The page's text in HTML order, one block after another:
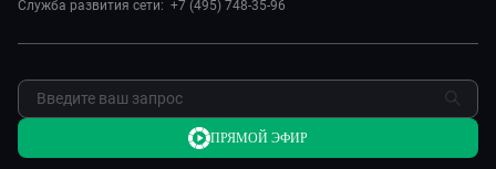
Я – волонтер
Обратная связь
Служба развития сети: +7 (495) 748-35-96
ПРЯМОЙ ЭФИР